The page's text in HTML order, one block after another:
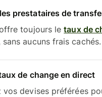
prestataires de
toujours letaux de
sans aucuns frais cachés.
de change en direct
vos devises préférées